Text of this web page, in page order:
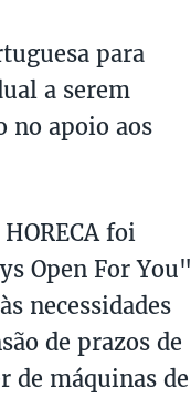
para
a serem
no apoio aos
foi
Open For You"
necessidades
de prazos de
de máquinas de